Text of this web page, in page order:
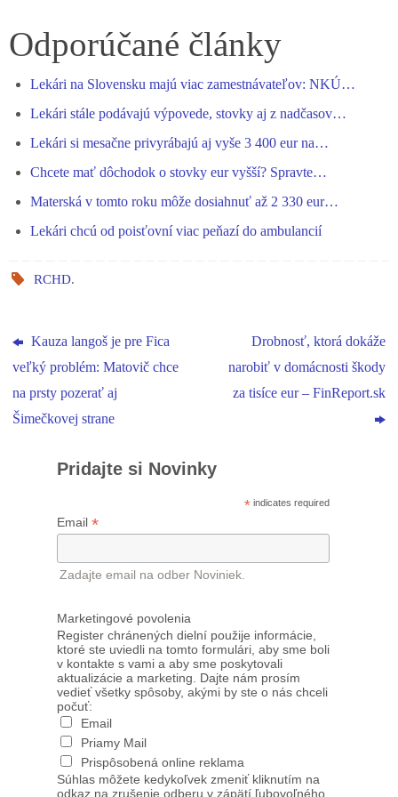
bo
ok
se
er
ts
pp
gr
m
ed
re
Odporúčané články
Lekári na Slovensku majú viac zamestnávateľov: NKÚ…
Lekári stále podávajú výpovede, stovky aj z nadčasov…
Lekári si mesačne privyrábajú aj vyše 3 400 eur na…
Chcete mať dôchodok o stovky eur vyšší? Spravte…
Materská v tomto roku môže dosiahnuť až 2 330 eur…
Lekári chcú od poisťovní viac peňazí do ambulancií
RCHD.
Kauza langoš je pre Fica
veľký problém: Matovič chce
na prsty pozerať aj
Šimečkovej strane
Drobnosť, ktorá dokáže
narobiť v domácnosti škody
za tisíce eur – FinReport.sk
Pridajte si Novinky
* indicates required
Email *
Zadajte email na odber Noviniek.
Marketingové povolenia
Register chránených dielní použije informácie,
ktoré ste uviedli na tomto formulári, aby sme boli
v kontakte s vami a aby sme poskytovali
aktualizácie a marketing. Dajte nám prosím
vedieť všetky spôsoby, akými by ste o nás chceli
počuť:
Email
Priamy Mail
Prispôsobená online reklama
Súhlas môžete kedykoľvek zmeniť kliknutím na
odkaz na zrušenie odberu v zápätí ľubovoľného